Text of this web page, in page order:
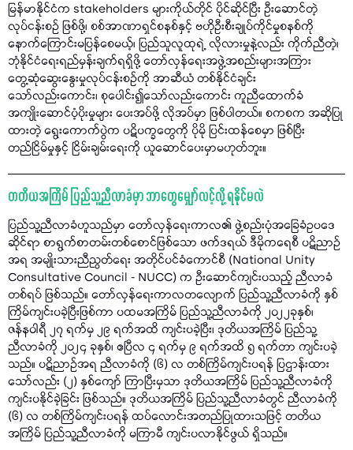
မြန်မာနိုင်ငံက stakeholders များကိုယ်တိုင် ပိုင်ဆိုင်ပြီး ဦးဆောင်တဲ့
လုပ်ငန်းစဉ် ဖြစ်ဖို့၊ စစ်အာဏာရှင်စနစ်နှင့် ဗဟိုဦးစီးချုပ်ကိုင်မှုစနစ်ကို
နောက်ကြောင်းမပြန်စေမယ့်၊ ပြည်သူလူထုရဲ့ လိုလားမှုနဲ့လည်း ကိုက်ညီတဲ့၊
ဘုံနိုင်ငံရေးရည်မှန်းချက်ရရှိဖို့ တော်လှန်ရေးအဖွဲ့အစည်းများအကြား
တွေ့ဆုံဆွေးနွေးမှုလုပ်ငန်းစဥ်ကို အာဆီယံ တစ်နိုင်ငံချင်း
သော်လည်းကောင်း၊ စုပေါင်း၍သော်လည်းကောင်း ကူညီထောက်ခံ
အကျိုးဆောင်ပံ့ပိုးမှုများ ပေးအပ်ဖို့ လိုအပ်မှာ ဖြစ်ပါတယ်။ စကစက အဆိုပြု
ထားတဲ့ ရွေးကောက်ပွဲက ပဋိပက္ခတွေကို ပိုမို ပြင်းထန်စေမှာ ဖြစ်ပြီး
တည်ငြိမ်မှုနှင့် ငြိမ်းချမ်းရေးကို ယူဆောင်ပေးမှာမဟုတ်ဘူး။
တတိယအကြိမ် ပြည်သူ့ညီလာခံမှာ ဘာတွေမျှော်လင့်လို့ ရနိုင်မလဲ
ပြည်သူ့ညီလာခံဟူသည်မှာ တော်လှန်ရေးကာလ၏ ဖွဲ့စည်းပုံအခြေခံဥပဒေ
ဆိုင်ရာ စာရွက်စာတမ်းတစ်စောင်ဖြစ်သော ဖက်ဒရယ် ဒီမိုကရေစီ ပဋိညာဉ်
အရ အမျိုးသားညီညွတ်ရေး အတိုင်ပင်ခံကောင်စီ (National Unity
Consultative Council - NUCC) က ဦးဆောင်ကျင်းပသည့် ညီလာခံ
တစ်ရပ် ဖြစ်သည်။ တော်လှန်ရေးကာလတလျောက် ပြည်သူ့ညီလာခံကို နှစ်
ကြိမ်ကျင်းပခဲ့ပြီးဖြစ်ကာ ပထမအကြိမ် ပြည်သူ့ညီလာခံကို ၂၀၂၂ခုနှစ်၊
ဇန်နဝါရီ ၂၇ ရက်မှ ၂၉ ရက်အထိ ကျင်းပခဲ့ပြီး၊ ဒုတိယအကြိမ် ပြည်သူ့
ညီလာခံကို ၂၀၂၄ ခုနှစ်၊ ဧပြီလ ၄ ရက်မှ ၉ ရက်အထိ ၅ ရက်တာ ကျင်းပခဲ့
သည်။ ပဋိညာဉ်အရ ညီလာခံကို (၆) လ တစ်ကြိမ်ကျင်းပရန် ပြဌာန်းထား
သော်လည်း (၂) နှစ်ကျော် ကြာပြီးမှသာ ဒုတိယအကြိမ် ပြည်သူ့ညီလာခံကို
ကျင်းပနိုင်ခဲ့ခြင်း ဖြစ်သည်။ ဒုတိယအကြိမ် ပြည်သူ့ညီလာခံတွင် ညီလာခံကို
(၆) လ တစ်ကြိမ်ကျင်းပရန် ထပ်လောင်းအတည်ပြုထားသဖြင့် တတိယ
အကြိမ် ပြည်သူ့ညီလာခံကို မကြာမီ ကျင်းပလာနိုင်ဖွယ် ရှိသည်။